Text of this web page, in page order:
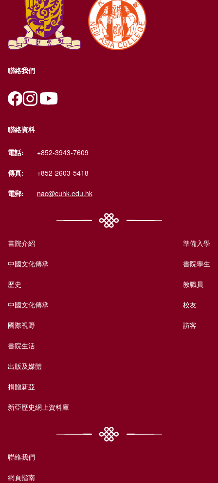
聯絡我們
聯絡資料
電話: +852-3943-7609
傳真: +852-2603-5418
電郵: nac@cuhk.edu.hk
書院介紹
中國文化傳承
歷史
中國文化傳承
國際視野
書院生活
出版及媒體
捐贈新亞
新亞歷史網上資料庫
準備入學
書院學生
教職員
校友
訪客
聯絡我們
網頁指南